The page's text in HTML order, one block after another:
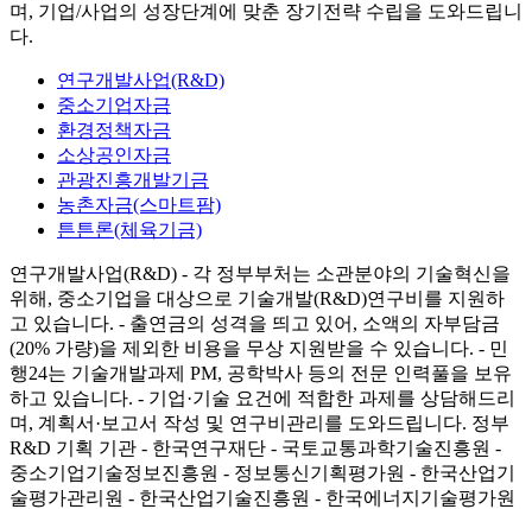
며, 기업/사업의 성장단계에 맞춘 장기전략 수립을 도와드립니
다.
연구개발사업(R&D)
중소기업자금
환경정책자금
소상공인자금
관광진흥개발기금
농촌자금(스마트팜)
튼튼론(체육기금)
연구개발사업(R&D) - 각 정부부처는 소관분야의 기술혁신을
위해, 중소기업을 대상으로 기술개발(R&D)연구비를 지원하
고 있습니다. - 출연금의 성격을 띄고 있어, 소액의 자부담금
(20% 가량)을 제외한 비용을 무상 지원받을 수 있습니다. - 민
행24는 기술개발과제 PM, 공학박사 등의 전문 인력풀을 보유
하고 있습니다. - 기업·기술 요건에 적합한 과제를 상담해드리
며, 계획서·보고서 작성 및 연구비관리를 도와드립니다. 정부
R&D 기획 기관 - 한국연구재단 - 국토교통과학기술진흥원 -
중소기업기술정보진흥원 - 정보통신기획평가원 - 한국산업기
술평가관리원 - 한국산업기술진흥원 - 한국에너지기술평가원